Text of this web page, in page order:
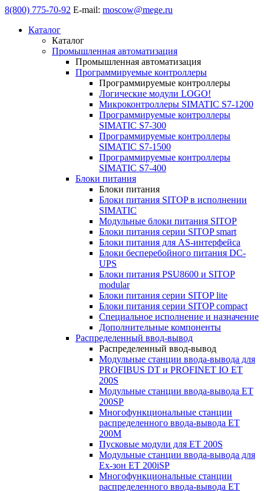
8(800) 775-70-92 E-mail: moscow@mege.ru
Каталог
Каталог
Промышленная автоматизация
Промышленная автоматизация
Программируемые контроллеры
Программируемые контроллеры
Логические модули LOGO!
Микроконтроллеры SIMATIC S7-1200
Программируемые контроллеры
SIMATIC S7-300
Программируемые контроллеры
SIMATIC S7-1500
Программируемые контроллеры
SIMATIC S7-400
Блоки питания
Блоки питания
Блоки питания SITOP в исполнении
SIMATIC
Модульные блоки питания SITOP
Блоки питания серии SITOP smart
Блоки питания для AS-интерфейса
Блоки бесперебойного питания DC-
UPS
Блоки питания PSU8600 и SITOP
modular
Блоки питания серии SITOP lite
Блоки питания серии SITOP compact
Специальное исполнение и назначение
Дополнительные компоненты
Распределенный ввод-вывод
Распределенный ввод-вывод
Модульные станции ввода-вывода для
PROFIBUS DT и PROFINET IO ET
200S
Модульные станции ввода-вывода ET
200SP
Многофункциональные станции
распределенного ввода-вывода ET
200M
Пусковые модули для ET 200S
Модульные станции ввода-вывода для
Ex-зон ET 200iSP
Многофункциональные станции
распределенного ввода-вывода ET